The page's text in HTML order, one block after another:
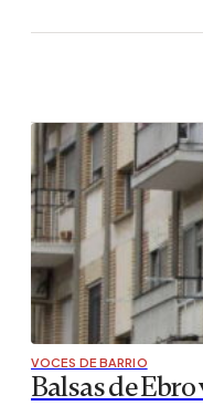
VOCES DE BARRIO
Balsas de